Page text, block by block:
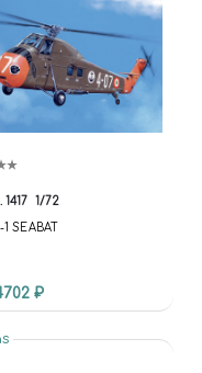
1417 1/72
SEABAT
₽